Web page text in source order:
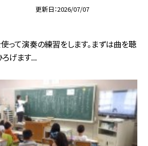
更新日 2026/07/07
って演奏の練習をします。まずは曲を聴
ろげます...